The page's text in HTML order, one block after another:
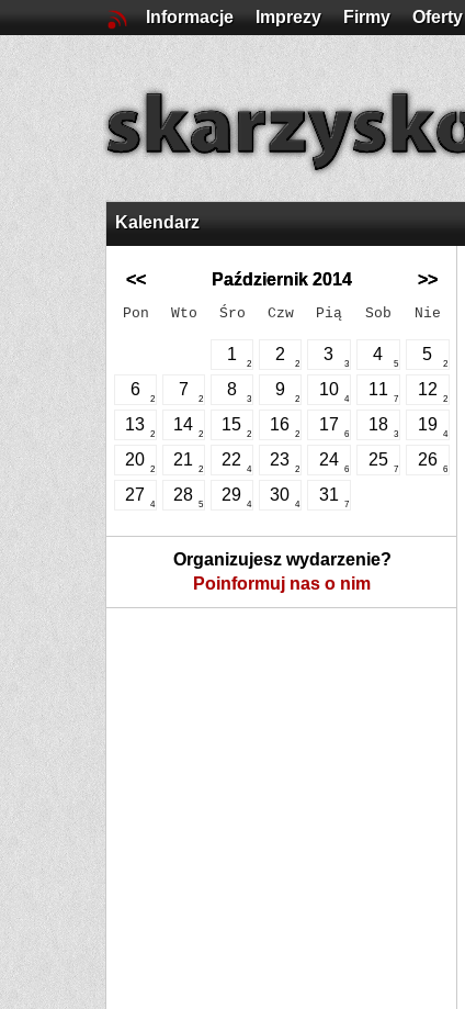
Informacje Imprezy Firmy Oferty
Kalendarz
<< Październik 2014 >>
Pon Wto Śro Czw Pią Sob Nie
1
2
2
2
3
3
4
5
5
2
6
2
7
2
8
3
9
2
10
4
11
7
12
2
13
2
14
2
15
2
16
2
17
6
18
3
19
4
20
2
21
2
22
4
23
2
24
6
25
7
26
6
27
4
28
5
29
4
30
4
31
7
Organizujesz wydarzenie?
Poinformuj nas o nim